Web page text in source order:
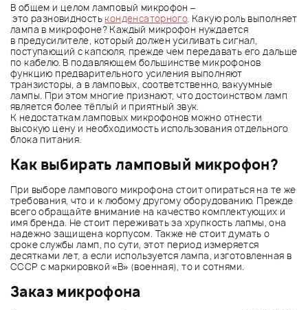
В общем и целом ламповый микрофон –
это разновидность конденсаторного. Какую роль выполняет
лампа в микрофоне? Каждый микрофон нуждается
в предусилителе, который должен усиливать сигнал,
поступающий с капсюля, прежде чем передавать его дальше
по кабелю. В подавляющем большинстве микрофонов
функцию предварительного усиления выполняют
транзисторы, а в ламповых, соответственно, вакуумные
лампы. При этом многие признают, что достоинством ламп
является более тёплый и приятный звук.
К недостаткам ламповых микрофонов можно отнести
высокую цену и необходимость использования отдельного
блока питания.
Как выбирать ламповый микрофон?
При выборе лампового микрофона стоит опираться на те же
требования, что и к любому другому оборудованию. Прежде
всего обращайте внимание на качество комплектующих и
имя бренда. Не стоит переживать за хрупкость лапмы, она
надежно защищена корпусом. Также не стоит думать о
сроке службы ламп, по сути, этот период измеряется
десятками лет, а если используется лампа, изготовленная в
СССР с маркировкой «В» (военная), то и сотнями.
Заказ микрофона